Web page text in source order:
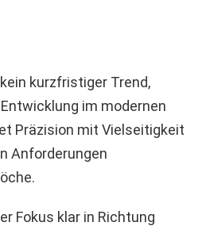
kurzfristiger Trend,
im modernen
Präzision mit Vielseitigkeit
Anforderungen
Fokus klar in Richtung